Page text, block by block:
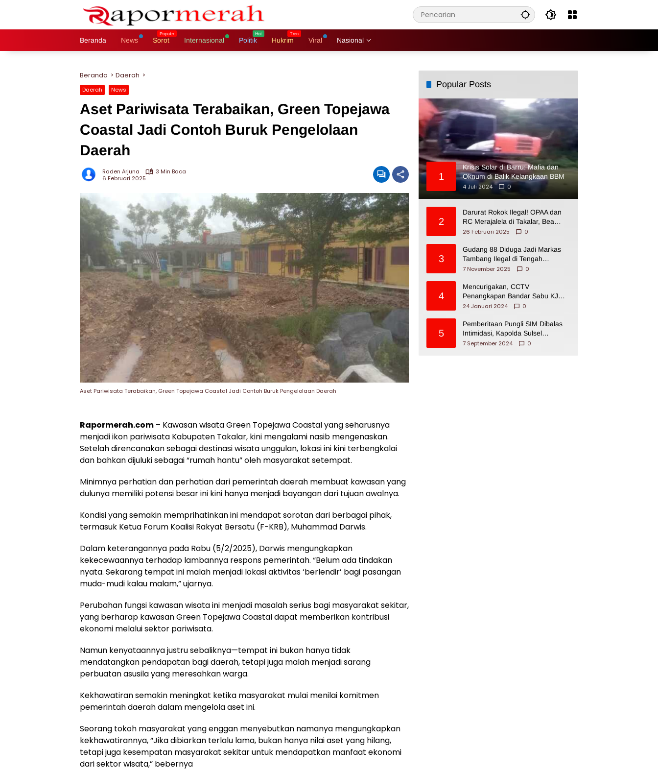
Beranda News Sorot Internasional Politik Hukrim Viral Nasional
Beranda Daerah
Daerah News
Aset Pariwisata Terabaikan, Green Topejawa
Coastal Jadi Contoh Buruk Pengelolaan
Daerah
Raden Arjuna
3 Min Baca
6 Februari 2025
Aset Pariwisata Terabaikan, Green Topejawa Coastal Jadi Contoh Buruk Pengelolaan Daerah
Rapormerah.com – Kawasan wisata Green Topejawa Coastal yang seharusnya
menjadi ikon pariwisata Kabupaten Takalar, kini mengalami nasib mengenaskan.
Setelah direncanakan sebagai destinasi wisata unggulan, lokasi ini kini terbengkalai
dan bahkan dijuluki sebagai “rumah hantu” oleh masyarakat setempat.
Minimnya perhatian dan perhatian dari pemerintah daerah membuat kawasan yang
dulunya memiliki potensi besar ini kini hanya menjadi bayangan dari tujuan awalnya.
Kondisi yang semakin memprihatinkan ini mendapat sorotan dari berbagai pihak,
termasuk Ketua Forum Koalisi Rakyat Bersatu (F-KRB), Muhammad Darwis.
Dalam keterangannya pada Rabu (5/2/2025), Darwis mengungkapkan
kekecewaannya terhadap lambannya respons pemerintah. “Belum ada tindakan
nyata. Sekarang tempat ini malah menjadi lokasi aktivitas ‘berlendir’ bagi pasangan
muda-mudi kalau malam,” ujarnya.
Perubahan fungsi kawasan wisata ini menjadi masalah serius bagi masyarakat sekitar,
yang berharap kawasan Green Topejawa Coastal dapat memberikan kontribusi
ekonomi melalui sektor pariwisata.
Namun kenyataannya justru sebaliknya—tempat ini bukan hanya tidak
mendatangkan pendapatan bagi daerah, tetapi juga malah menjadi sarang
perbuatan asusila yang meresahkan warga.
Kekhawatiran semakin meningkat ketika masyarakat mulai menilai komitmen
pemerintah daerah dalam mengelola aset ini.
Seorang tokoh masyarakat yang enggan menyebutkan namanya mengungkapkan
kekhawatirannya, “Jika dibiarkan terlalu lama, bukan hanya nilai aset yang hilang,
tetapi juga kesempatan masyarakat sekitar untuk mendapatkan manfaat ekonomi
dari sektor wisata,” bebernya
Popular Posts
1
Krisis Solar di Barru: Mafia dan
Oknum di Balik Kelangkaan BBM
4 Juli 2024
0
2
Darurat Rokok Ilegal! OPAA dan
RC Merajalela di Takalar, Bea
Cukai Impoten
26 Februari 2025 0
3
Gudang 88 Diduga Jadi Markas
Tambang Ilegal di Tengah
Permukiman Warga Makassar
7 November 2025 0
4
Mencurigakan, CCTV
Penangkapan Bandar Sabu KJ
Disita Oknum BNNP Sulsel
24 Januari 2024 0
5
Pemberitaan Pungli SIM Dibalas
Intimidasi, Kapolda Sulsel
Dikecam PJI Sulsel
7 September 2024 0